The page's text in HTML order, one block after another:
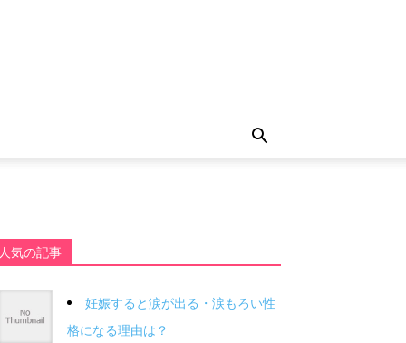
人気の記事
妊娠すると涙が出る・涙もろい性
格になる理由は？